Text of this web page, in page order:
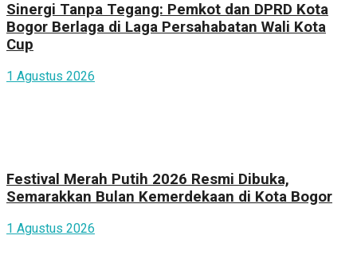
Sinergi Tanpa Tegang: Pemkot dan DPRD Kota
Bogor Berlaga di Laga Persahabatan Wali Kota
Cup
1 Agustus 2026
Festival Merah Putih 2026 Resmi Dibuka,
Semarakkan Bulan Kemerdekaan di Kota Bogor
1 Agustus 2026